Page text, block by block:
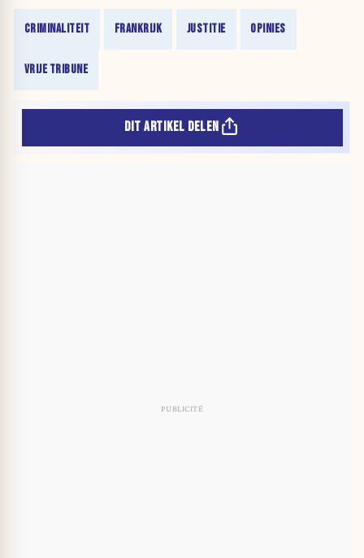
CRIMINALITEIT FRANKRIJK JUSTITIE OPINIES
VRIJE TRIBUNE
DIT ARTIKEL DELEN